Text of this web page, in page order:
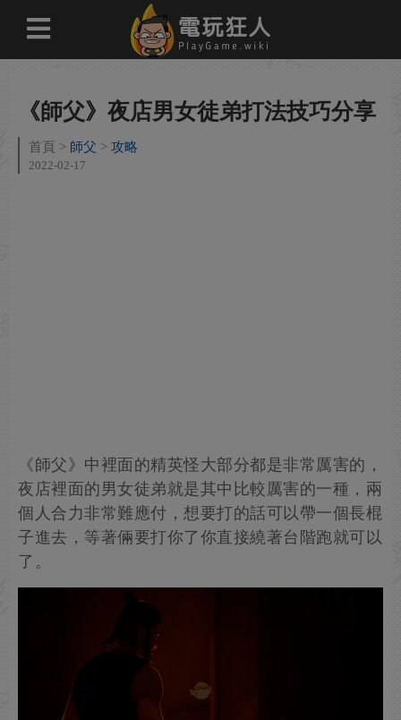
《師父》夜店男女徒弟打法技巧分享
首頁 師父 攻略
2022-02-17
《師父》中裡面的精英怪大部分都是非常厲害的，
夜店裡面的男女徒弟就是其中比較厲害的一種，兩
個人合力非常難應付，想要打的話可以帶一個長棍
子進去，等著倆要打你了你直接繞著台階跑就可以
了。